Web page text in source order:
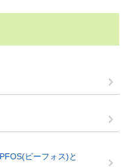
ピーフォス)と